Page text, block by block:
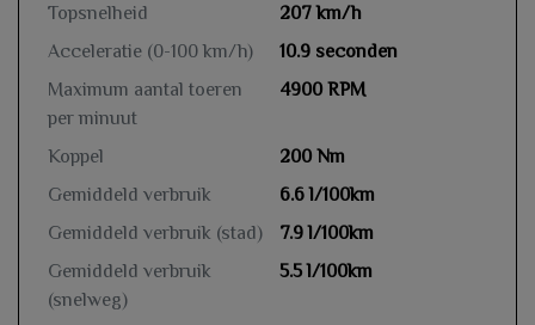
Topsnelheid
207 km/h
Acceleratie (0-100 km/h)
10.9 seconden
Maximum aantal toeren
per minuut
4900 RPM
Koppel
200 Nm
Gemiddeld verbruik
6.6 l/100km
Gemiddeld verbruik (stad)
7.9 l/100km
Gemiddeld verbruik
(snelweg)
5.5 l/100km